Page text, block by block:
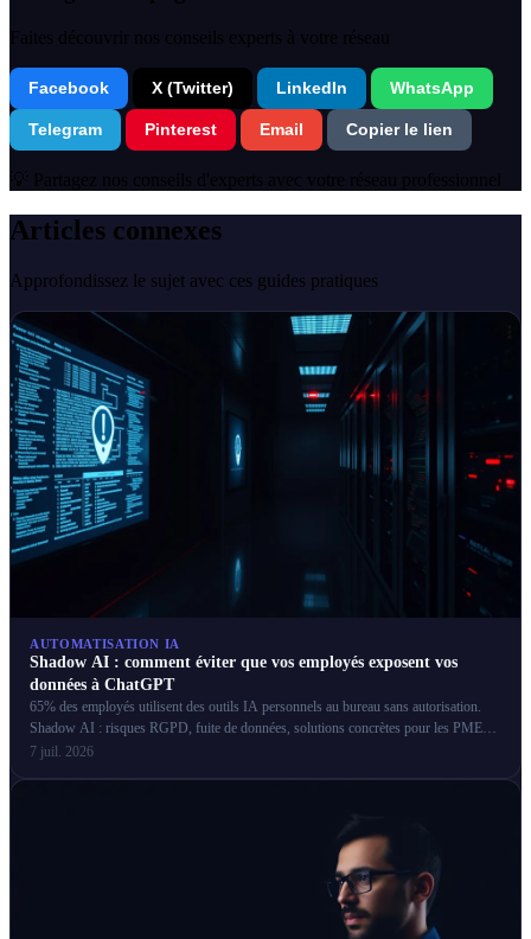
Faites découvrir nos conseils experts à votre réseau
Facebook X (Twitter) LinkedIn WhatsApp
Telegram Pinterest Email Copier le lien
💡 Partagez nos conseils d'experts avec votre réseau professionnel
Articles connexes
Approfondissez le sujet avec ces guides pratiques
AUTOMATISATION IA
Shadow AI : comment éviter que vos employés exposent vos
données à ChatGPT
65% des employés utilisent des outils IA personnels au bureau sans autorisation.
Shadow AI : risques RGPD, fuite de données, solutions concrètes pour les PME
françaises.
7 juil. 2026